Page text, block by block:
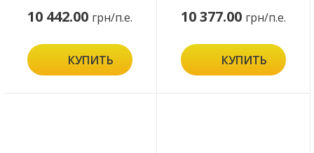
10 442.00 грн/п.е.
КУПИТЬ
10 377.00 грн/п.е.
КУПИТЬ